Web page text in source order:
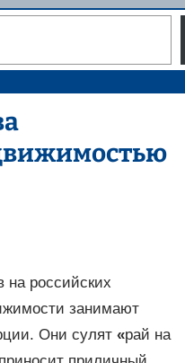
на российских
занимают
Они сулят «рай на